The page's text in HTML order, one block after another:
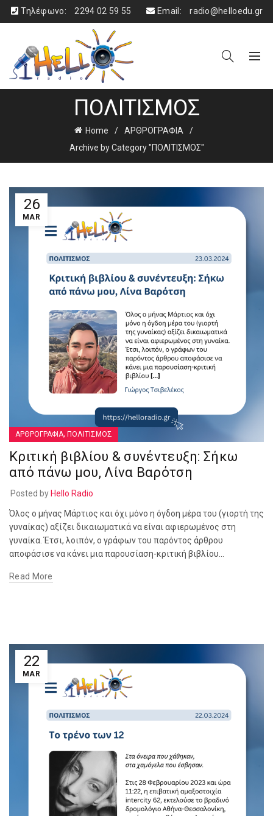
Τηλέφωνο: 2294 02 59 55 Email: radio@helloedu.gr
ΠΟΛΙΤΙΣΜΟΣ
Home
ΑΡΘΡΟΓΡΑΦΙΑ
Archive by Category "ΠΟΛΙΤΙΣΜΟΣ"
26
MAR
ΑΡΘΡΟΓΡΑΦΙΑ, ΠΟΛΙΤΙΣΜΟΣ
Κριτική βιβλίου & συνέντευξη: Σήκω
από πάνω μου, Λίνα Βαρότση
Posted by Hello Radio
Όλος ο μήνας Μάρτιος και όχι μόνο η όγδοη μέρα του (γιορτή της
γυναίκας) αξίζει δικαιωματικά να είναι αφιερωμένος στη
γυναίκα. Έτσι, λοιπόν, ο γράφων του παρόντος άρθρου
αποφάσισε να κάνει μια παρουσίαση-κριτική βιβλίου...
Read More
22
MAR